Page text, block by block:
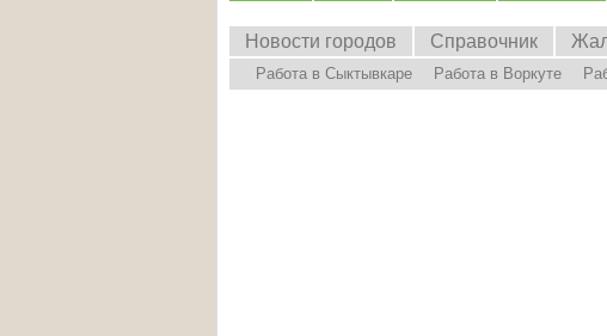
Новости городов Справочник
Работа в Сыктывкаре Работа в Воркуте